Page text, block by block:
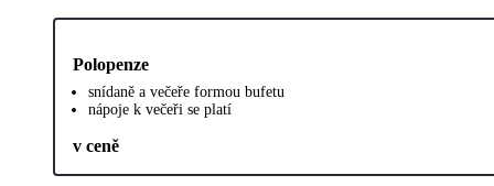
Polopenze
snídaně a večeře formou bufetu
nápoje k večeři se platí
v ceně